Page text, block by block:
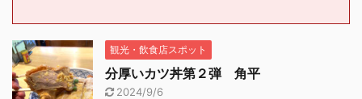
観光・飲食店スポット
分厚いカツ丼第２弾 角平
2024/9/6